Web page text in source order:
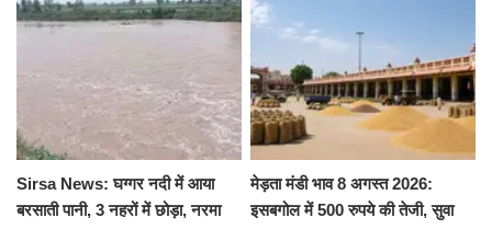
Sirsa News: घग्गर नदी में आया
बरसाती पानी, 3 नहरों में छोड़ा, नरमा
मेड़ता मंडी भाव 8 अगस्त 2026:
इसबगोल में 500 रुपये की तेजी, सुवा